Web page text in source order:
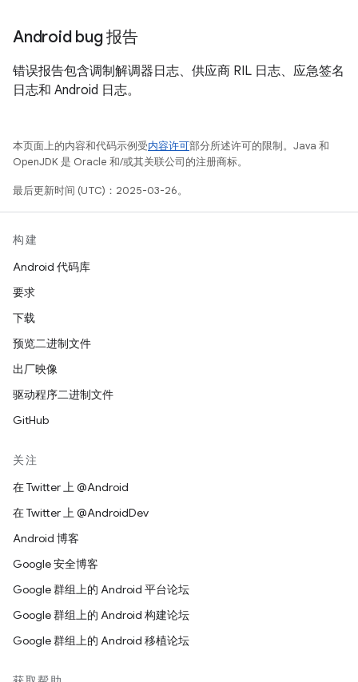
Android bug 报告
错误报告包含调制解调器日志、供应商 RIL 日志、应急签名
日志和 Android 日志。
本页面上的内容和代码示例受内容许可部分所述许可的限制。Java 和
OpenJDK 是 Oracle 和/或其关联公司的注册商标。
最后更新时间 (UTC)：2025-03-26。
构建
Android 代码库
要求
下载
预览二进制文件
出厂映像
驱动程序二进制文件
GitHub
关注
在 Twitter 上 @Android
在 Twitter 上 @AndroidDev
Android 博客
Google 安全博客
Google 群组上的 Android 平台论坛
Google 群组上的 Android 构建论坛
Google 群组上的 Android 移植论坛